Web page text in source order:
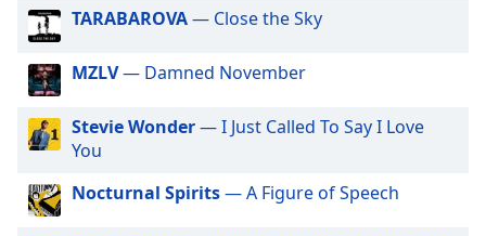
This
modal
Beginning
dialog
TARABAROVA— Close the Sky
MZLV— Damned November
Stevie Wonder— I Just Called To Say I Love
You
Nocturnal Spirits— A Figure of Speech